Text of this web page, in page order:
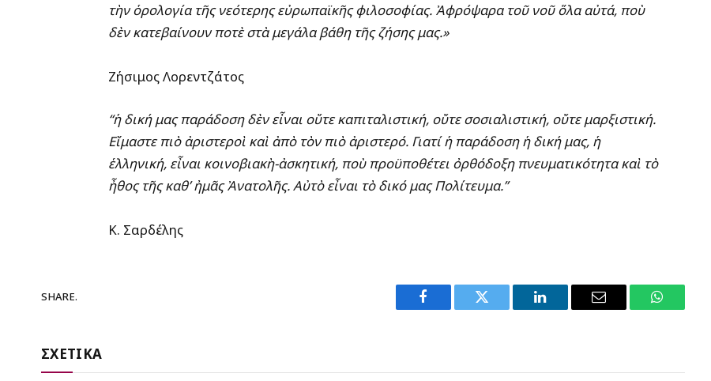
τὴν ὁρολογία τῆς νεότερης εὐρωπαϊκῆς φιλοσοφίας. Ἀφρόψαρα τοῦ νοῦ ὅλα αὐτά, ποὺ
δὲν κατεβαίνουν ποτὲ στὰ μεγάλα βάθη τῆς ζήσης μας.»
Ζήσιμος Λορεντζάτος
“ἡ δική μας παράδοση δὲν εἶναι οὔτε καπιταλιστική, οὔτε σοσιαλιστική, οὔτε μαρξιστική.
Εἴμαστε πιὸ ἀριστεροὶ καὶ ἀπὸ τὸν πιὸ ἀριστερό. Γιατί ἡ παράδοση ἡ δική μας, ἡ
ἑλληνική, εἶναι κοινοβιακὴ-ἀσκητική, ποὺ προϋποθέτει ὀρθόδοξη πνευματικότητα καὶ τὸ
ἦθος τῆς καθ’ ἠμᾶς Ἀνατολῆς. Αὐτὸ εἶναι τὸ δικό μας Πολίτευμα.”
Κ. Σαρδέλης
SHARE.
Facebook Twitter LinkedIn Email WhatsApp
ΣΧΕΤΙΚΑ